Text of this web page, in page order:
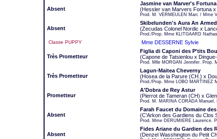
Absent
Jasmine van Marver's Fortuna
(Hessler van Marvers Fortuna
Prod. M. VERMEULEN Marc / Mme
Absent
Skibelunden's Aura An
(Zecudas Colonel Nordic x
Prod./Prop. Mme KLITGAARD
Classe PUPPY Mme DESSERNE Sylvie
Très Prometteur
Figlia di Caponi des P'tits
(Capone de Tatsienlou x
Prod. Mlle MORGAN Jennifer. Prop.
Très Prometteur
Lagun-Maitea Cheverny
(Hosea de la Parure (CH.) x
Prod./Prop. Mme LOBO MARTINEZ
Prometteur
A'Dobra de Rey Astur
(Pierrot de Tameran (CH) x
Prod. M. MARINA CORADA
Absent
Farah Faucet du Domaine
(C'Arkon des Gardiens du Clos
Prod. Mme DERUMIERE Laurence.
Absent
Fides Ariane du Gardien des
(Denzel Wasshington du Petit